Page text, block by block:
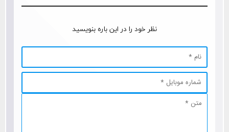
نظر خود را در این باره بنویسید